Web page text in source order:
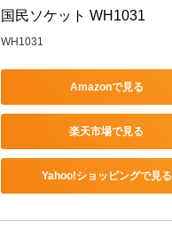
国民ソケット WH1031
WH1031
Amazonで見る
楽天市場で見る
Yahoo!ショッピングで見る